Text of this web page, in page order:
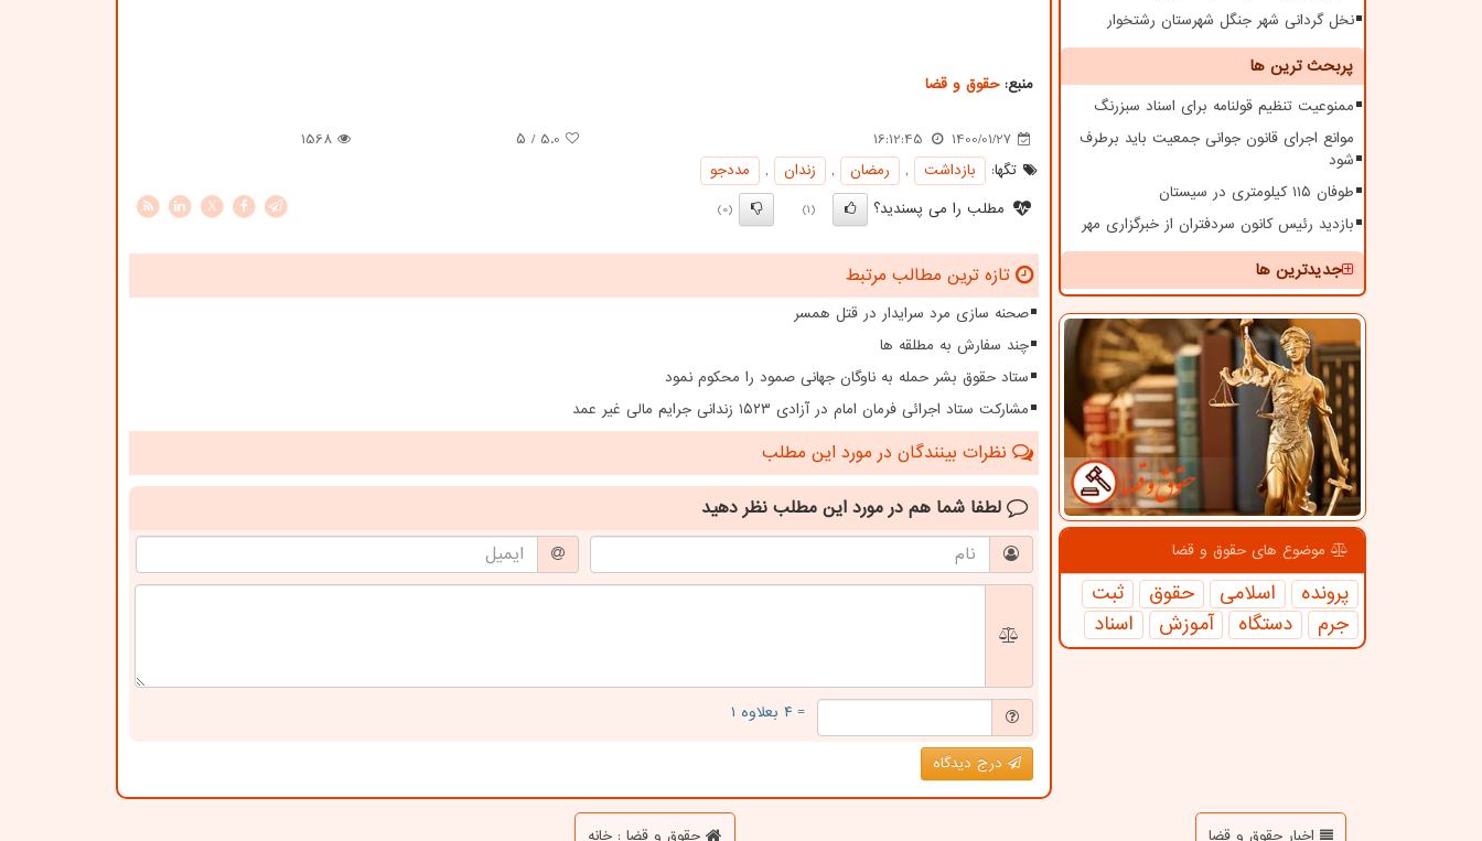
نخل گردانی شهر جنگل شهرستان رشتخوار
پربحث ترین ها
ممنوعیت تنظیم قولنامه برای اسناد سبزرنگ
موانع اجرای قانون جوانی جمعیت باید برطرف
شود
طوفان ۱۱۵ کیلومتری در سیستان
بازدید رئیس کانون سردفتران از خبرگزاری مهر
جدیدترین ها
موضوع های حقوق و قضا
پرونده اسلامی حقوق
ثبت
جرم
دستگاه آموزش اسناد
منبع:حقوق و قضا
1400/01/27
16:12:45
5.0 / ۵
1568
تگها:
بازداشت , رمضان , زندان ,
مددجو
مطلب را می پسندید؟
(1)
(0)
X
تازه ترین مطالب مرتبط
صحنه سازی مرد سرایدار در قتل همسر
چند سفارش به مطلقه ها
ستاد حقوق بشر حمله به ناوگان جهانی صمود را محکوم نمود
مشارکت ستاد اجرائی فرمان امام در آزادی ۱۵۲۳ زندانی جرایم مالی غیر عمد
نظرات بینندگان در مورد این مطلب
لطفا شما هم در مورد این مطلب نظر دهید
= ۴ بعلاوه ۱
درج دیدگاه
اخبار حقوق و قضا حقوق و قضا : خانه